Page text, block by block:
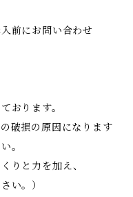
前にお問い合わせ
おります。
破損の原因になります
。
りと力を加え、
い。）